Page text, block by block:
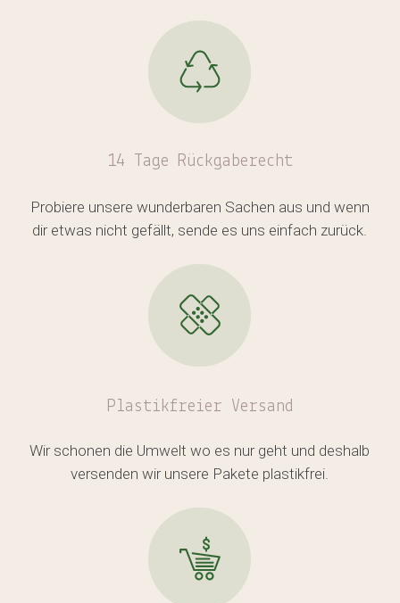
im Warenkorb.
14 Tage Rückgaberecht
Probiere unsere wunderbaren Sachen aus und wenn
dir etwas nicht gefällt, sende es uns einfach zurück.
Plastikfreier Versand
Wir schonen die Umwelt wo es nur geht und deshalb
versenden wir unsere Pakete plastikfrei.